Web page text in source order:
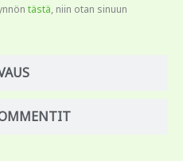
tästä, niin otan sinuun